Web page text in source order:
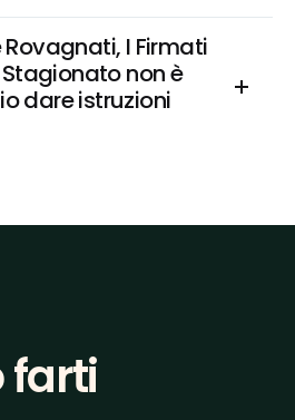
I Firmati
non è
dare istruzioni
farti